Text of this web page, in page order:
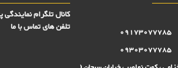
09173077785
09303077785
کانال تلگرام
تلفن های تماس با ما